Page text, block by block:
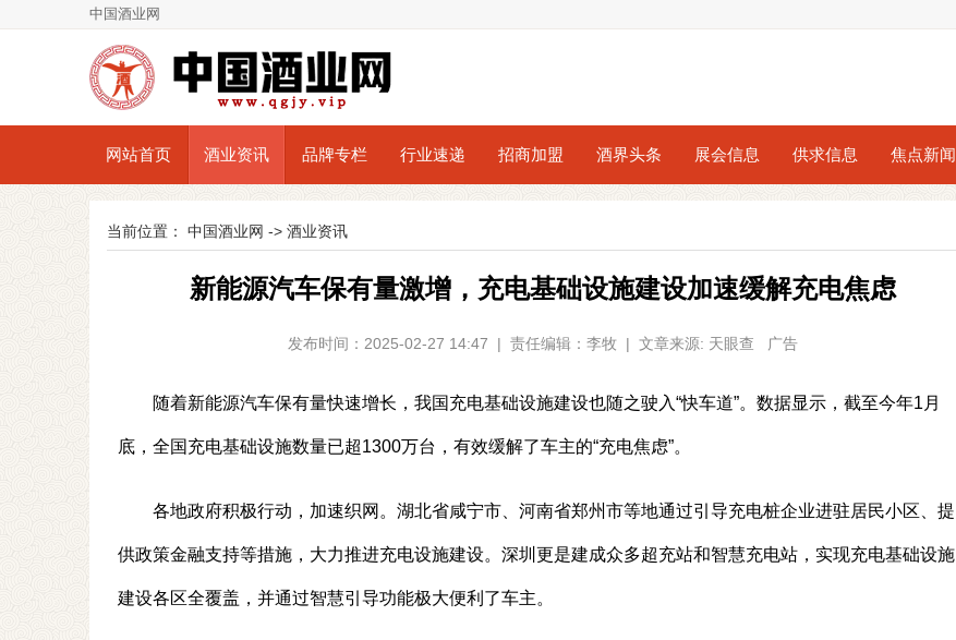
中国酒业网
网站首页 酒业资讯 品牌专栏 行业速递 招商加盟 酒界头条 展会信息 供求信息 焦点新闻
当前位置： 中国酒业网 -> 酒业资讯
新能源汽车保有量激增，充电基础设施建设加速缓解充电焦虑
发布时间：2025-02-27 14:47 | 责任编辑：李牧 | 文章来源: 天眼查 广告
随着新能源汽车保有量快速增长，我国充电基础设施建设也随之驶入“快车道”。数据显示，截至今年1月
底，全国充电基础设施数量已超1300万台，有效缓解了车主的“充电焦虑”。
各地政府积极行动，加速织网。湖北省咸宁市、河南省郑州市等地通过引导充电桩企业进驻居民小区、提
供政策金融支持等措施，大力推进充电设施建设。深圳更是建成众多超充站和智慧充电站，实现充电基础设施
建设各区全覆盖，并通过智慧引导功能极大便利了车主。